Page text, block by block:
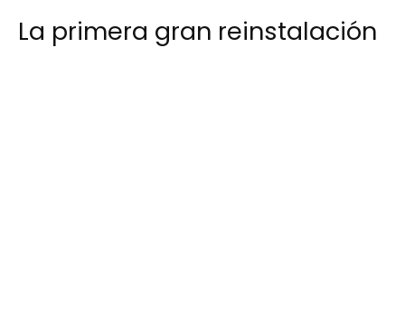
La primera gran reinstalación